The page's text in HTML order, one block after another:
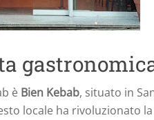
è Bien Kebab, situato in
locale ha rivoluzionato